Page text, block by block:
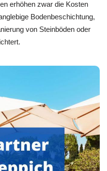
erhöhen zwar die Kosten
Bodenbeschichtung,
von Steinböden oder